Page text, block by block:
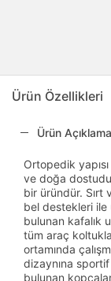
Ürün Özellikleri
Ürün
Ortopedik
ve doğa
bir üründür. Sırt
bel destekleri ile
bulunan kafalık
tüm araç
ortamında
dizaynına
bulunan